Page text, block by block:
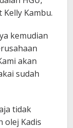
Kambu.
kemudian
akan
sudah
tidak
olej Kadis